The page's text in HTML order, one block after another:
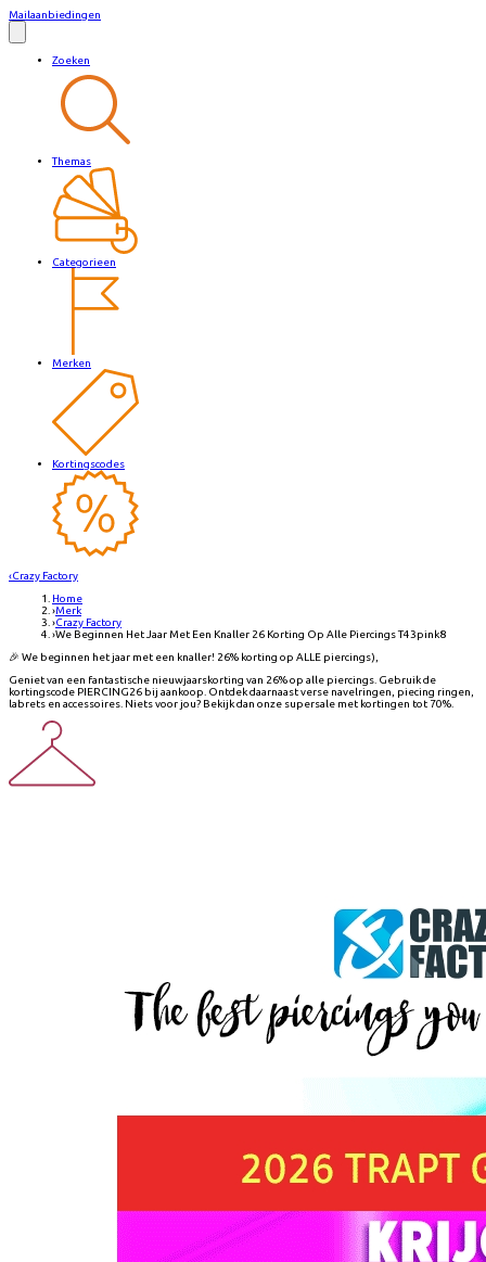
Mailaanbiedingen
Zoeken
Themas
Categorieen
Merken
Kortingscodes
‹Crazy Factory
Home
›Merk
›Crazy Factory
›We Beginnen Het Jaar Met Een Knaller 26 Korting Op Alle Piercings T43pink8
🎉 We beginnen het jaar met een knaller! 26% korting op ALLE piercings),
Geniet van een fantastische nieuwjaarskorting van 26% op alle piercings. Gebruik de
kortingscode PIERCING26 bij aankoop. Ontdek daarnaast verse navelringen, piecing ringen,
labrets en accessoires. Niets voor jou? Bekijk dan onze supersale met kortingen tot 70%.